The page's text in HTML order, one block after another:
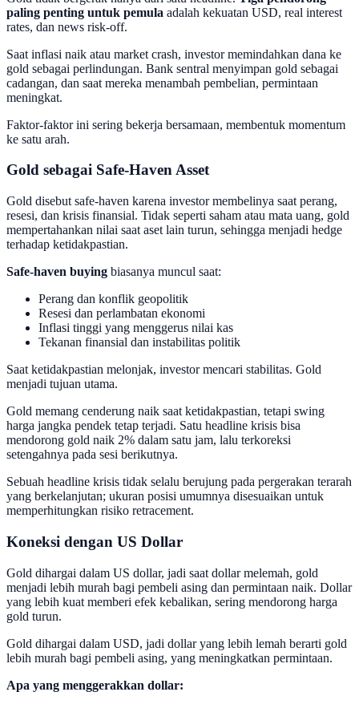
paling penting untuk pemula adalah kekuatan USD, real interest
rates, dan news risk-off.
Saat inflasi naik atau market crash, investor memindahkan dana ke
gold sebagai perlindungan. Bank sentral menyimpan gold sebagai
cadangan, dan saat mereka menambah pembelian, permintaan
meningkat.
Faktor-faktor ini sering bekerja bersamaan, membentuk momentum
ke satu arah.
Gold sebagai Safe-Haven Asset
Gold disebut safe-haven karena investor membelinya saat perang,
resesi, dan krisis finansial. Tidak seperti saham atau mata uang, gold
mempertahankan nilai saat aset lain turun, sehingga menjadi hedge
terhadap ketidakpastian.
Safe-haven buying biasanya muncul saat:
Perang dan konflik geopolitik
Resesi dan perlambatan ekonomi
Inflasi tinggi yang menggerus nilai kas
Tekanan finansial dan instabilitas politik
Saat ketidakpastian melonjak, investor mencari stabilitas. Gold
menjadi tujuan utama.
Gold memang cenderung naik saat ketidakpastian, tetapi swing
harga jangka pendek tetap terjadi. Satu headline krisis bisa
mendorong gold naik 2% dalam satu jam, lalu terkoreksi
setengahnya pada sesi berikutnya.
Sebuah headline krisis tidak selalu berujung pada pergerakan terarah
yang berkelanjutan; ukuran posisi umumnya disesuaikan untuk
memperhitungkan risiko retracement.
Koneksi dengan US Dollar
Gold dihargai dalam US dollar, jadi saat dollar melemah, gold
menjadi lebih murah bagi pembeli asing dan permintaan naik. Dollar
yang lebih kuat memberi efek kebalikan, sering mendorong harga
gold turun.
Gold dihargai dalam USD, jadi dollar yang lebih lemah berarti gold
lebih murah bagi pembeli asing, yang meningkatkan permintaan.
Apa yang menggerakkan dollar: